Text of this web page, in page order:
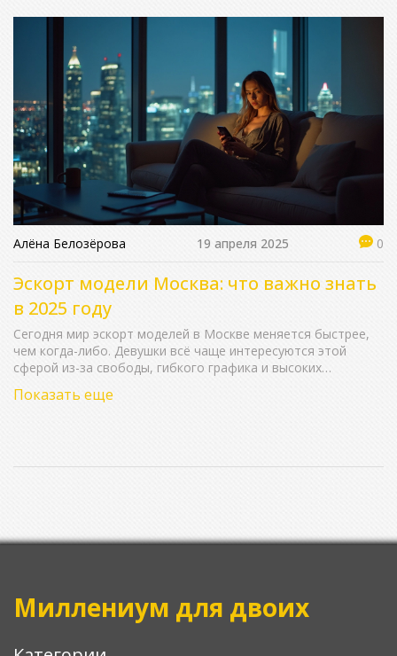
Алёна Белозёрова 19 апреля 2025 0
Эскорт модели Москва: что важно знать
в 2025 году
Сегодня мир эскорт моделей в Москве меняется быстрее,
чем когда-либо. Девушки всё чаще интересуются этой
сферой из-за свободы, гибкого графика и высоких
эскорта в столице, как выглядят реальные рабочие будни и
разберём, как не попасть на мошенников и почему важно
Показать еще
Миллениум для двоих